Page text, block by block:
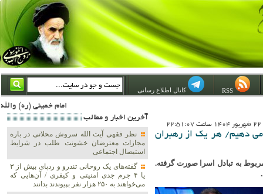
کانال اطلاع رسانی
امام خمینی (ره) والله اسلام تمامش سیاست است؛ ***** امام شهید: به گفتار امام و کردار امام اهتمام بورزید ***** امام خمینی(ره): ان شاء الله ما اندوه دلمان را در وقت مناسب با انتقام از امریکا و آل سعود
می دهیم/ هر یک از رهبران
به تبادل اسرا صورت گرفته.
آخرين اخبار و مطالب
نظر فقهی آیت الله سروش محلاتی در باره
مجازات معترضان خشونت طلب در شرایط
استیصال اجتماعی
گفته‌های یک روحانی تندرو و ردپای بیش از ۳
یا ۴ جرم جدی امنیتی و کیفری / آن‌هایی که
می‌خواهند به ۲۵۰ هزار نفر بپیوندند بدانند